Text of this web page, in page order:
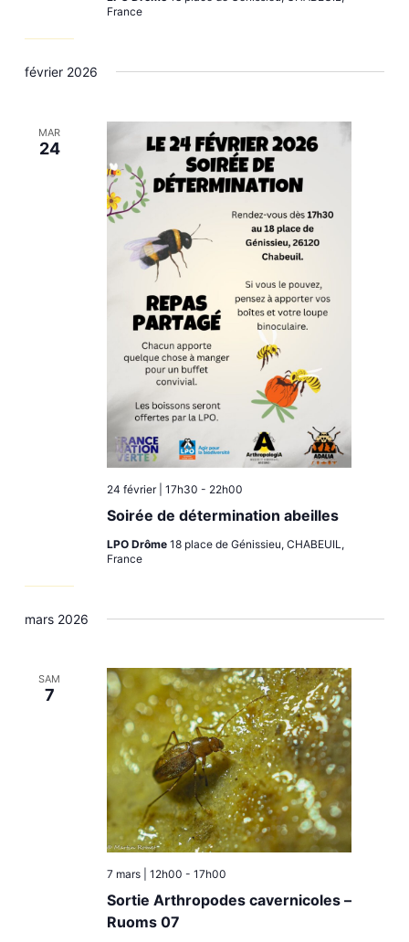
France
février 2026
MAR
24
Soirée de détermination abeilles
24 février | 17h30 - 22h00
LPO Drôme 18 place de Génissieu, CHABEUIL,
France
mars 2026
SAM
7
Sortie Arthropodes cavernicoles –
Ruoms 07
7 mars | 12h00 - 17h00